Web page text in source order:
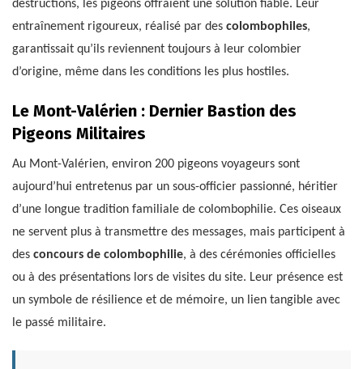
destructions, les pigeons offraient une solution fiable. Leur
entraînement rigoureux, réalisé par des colombophiles,
garantissait qu’ils reviennent toujours à leur colombier
d’origine, même dans les conditions les plus hostiles.
Le Mont-Valérien : Dernier Bastion des
Pigeons Militaires
Au Mont-Valérien, environ 200 pigeons voyageurs sont
aujourd’hui entretenus par un sous-officier passionné, héritier
d’une longue tradition familiale de colombophilie. Ces oiseaux
ne servent plus à transmettre des messages, mais participent à
des concours de colombophilie, à des cérémonies officielles
ou à des présentations lors de visites du site. Leur présence est
un symbole de résilience et de mémoire, un lien tangible avec
le passé militaire.